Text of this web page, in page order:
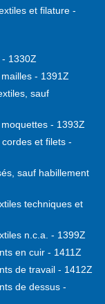
et filature -
1330Z
- 1391Z
sauf
- 1393Z
et filets -
sauf habillement
techniques et
n.c.a. - 1399Z
en cuir - 1411Z
de travail - 1412Z
de dessus -